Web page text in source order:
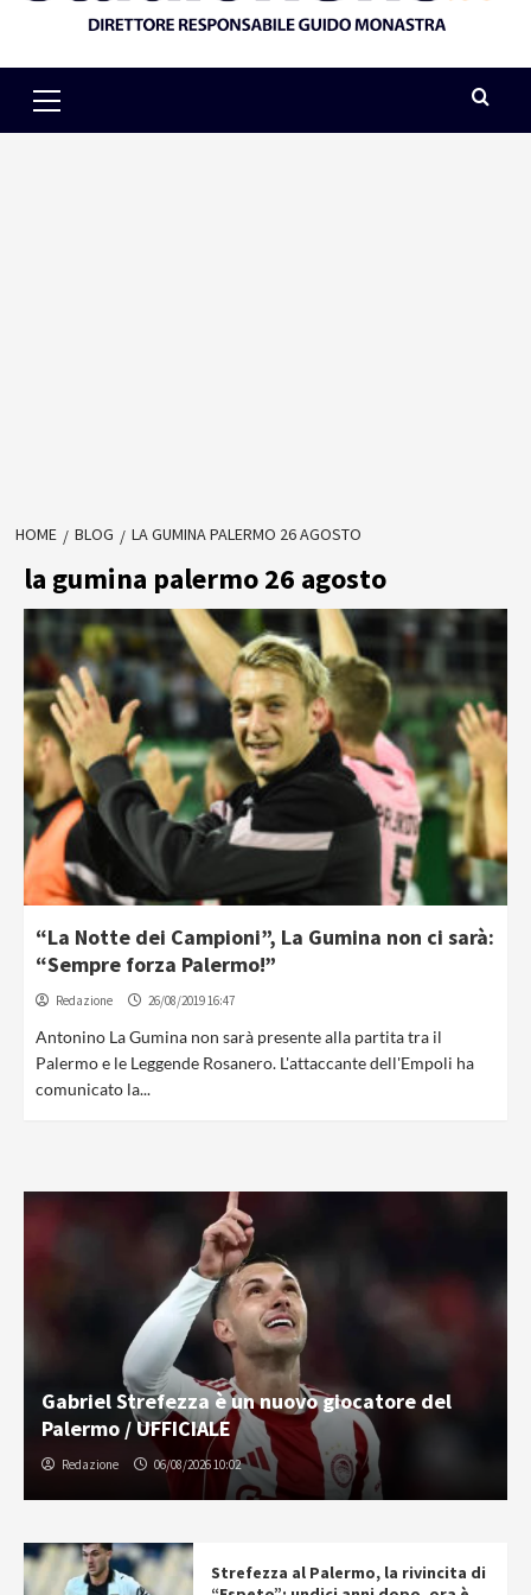
Menu
HOME BLOG LA GUMINA PALERMO 26 AGOSTO
la gumina palermo 26 agosto
“La Notte dei Campioni”, La Gumina non ci sarà:
“Sempre forza Palermo!”
Redazione 26/08/2019 16:47
Antonino La Gumina non sarà presente alla partita tra il
Palermo e le Leggende Rosanero. L'attaccante dell'Empoli ha
comunicato la...
Gabriel Strefezza è un nuovo giocatore del
Palermo / UFFICIALE
Redazione 06/08/2026 10:02
Strefezza al Palermo, la rivincita di